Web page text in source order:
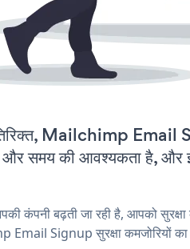
Mailchimp Email
समय की आवश्यकता है, और
कंपनी बढ़ती जा रही है, आपको
Email Signup सुरक्षा कमजोरियों